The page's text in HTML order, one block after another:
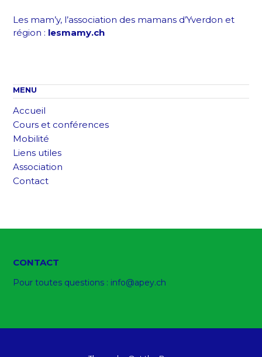
Les mam’y, l’association des mamans d’Yverdon et
région : lesmamy.ch
MENU
Accueil
Cours et conférences
Mobilité
Liens utiles
Association
Contact
CONTACT
Pour toutes questions : info@apey.ch